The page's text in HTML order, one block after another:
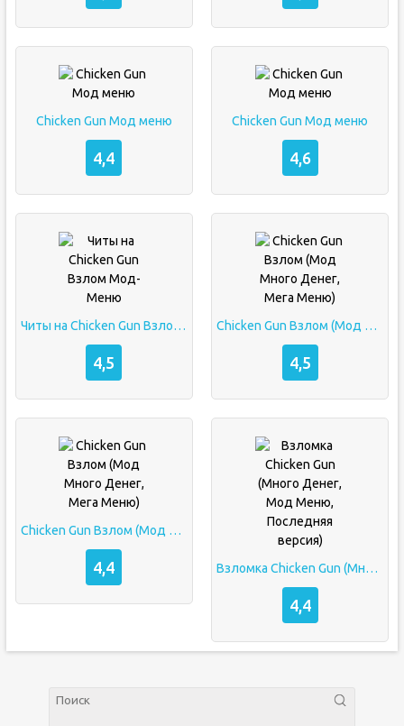
Chicken Gun Мод меню
4,4
Chicken Gun Мод меню
4,6
Читы на Chicken Gun Взлом Мод-Меню
4,5
Chicken Gun Взлом (Мод Много Денег, Мега Меню)
4,5
Chicken Gun Взлом (Мод Много Денег, Мега Меню)
4,4 Взломка Chicken Gun (Много Денег, Мод Меню, Последняя версия)
4,4